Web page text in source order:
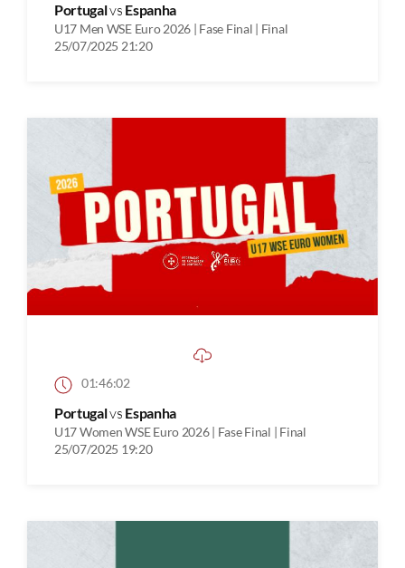
Portugalvs Espanha
U17 Men WSE Euro 2026 | Fase Final | Final
25/07/2025 21:20
01:46:02
Portugalvs Espanha
U17 Women WSE Euro 2026 | Fase Final | Final
25/07/2025 19:20